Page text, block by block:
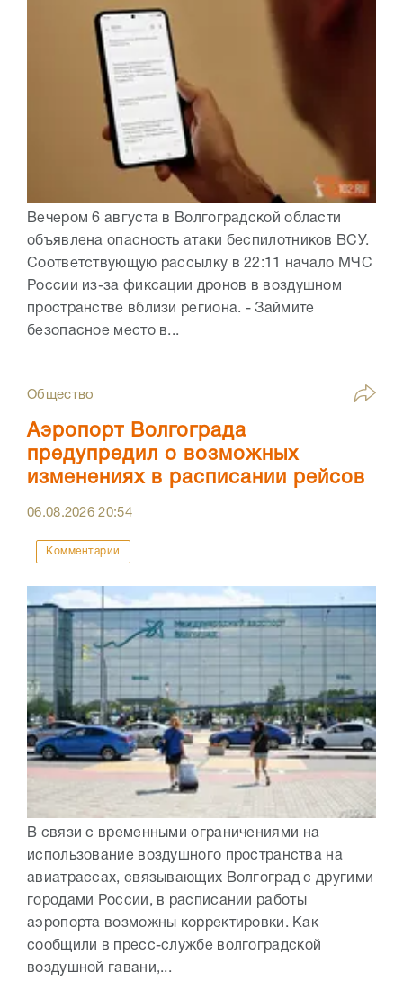
Вечером 6 августа в Волгоградской области
объявлена опасность атаки беспилотников ВСУ.
Соответствующую рассылку в 22:11 начало МЧС
России из-за фиксации дронов в воздушном
пространстве вблизи региона. - Займите
безопасное место в...
Общество
Аэропорт Волгограда
предупредил о возможных
изменениях в расписании рейсов
06.08.202620:54
Комментарии
В связи с временными ограничениями на
использование воздушного пространства на
авиатрассах, связывающих Волгоград с другими
городами России, в расписании работы
аэропорта возможны корректировки. Как
сообщили в пресс-службе волгоградской
воздушной гавани,...